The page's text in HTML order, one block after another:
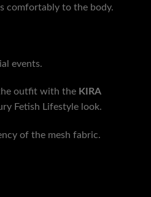
comfortably to the body.
events.
outfit with the KIRA
Fetish Lifestyle look.
of the mesh fabric.